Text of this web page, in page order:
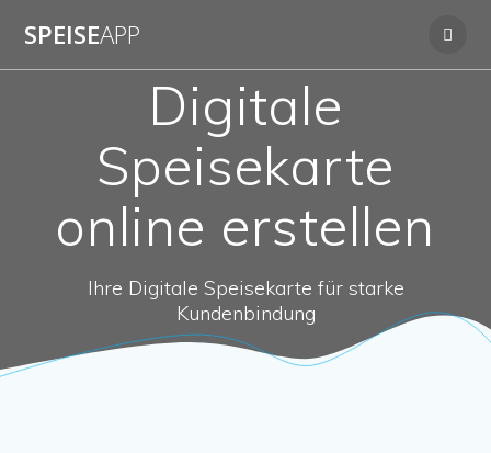
SPEISEAPP
Digitale
Speisekarte
online erstellen
Ihre Digitale Speisekarte für starke
Kundenbindung